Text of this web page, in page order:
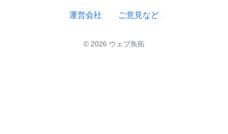
運営会社 ご意見など
© 2026 ウェブ魚拓